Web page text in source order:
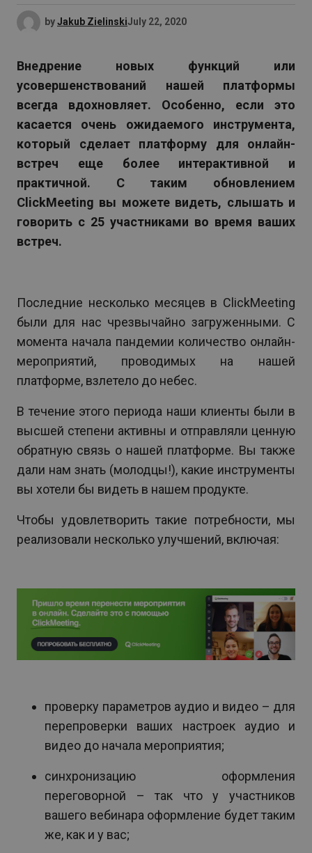
byJakub ZielinskiJuly 22, 2020
Внедрение новых функций или
усовершенствований нашей платформы
всегда вдохновляет. Особенно, если это
касается очень ожидаемого инструмента,
который сделает платформу для онлайн-
встреч еще более интерактивной и
практичной. С таким обновлением
ClickMeeting вы можете видеть, слышать и
говорить с 25 участниками во время ваших
встреч.
Последние несколько месяцев в ClickMeeting
были для нас чрезвычайно загруженными. С
момента начала пандемии количество онлайн-
мероприятий, проводимых на нашей
платформе, взлетело до небес.
В течение этого периода наши клиенты были в
высшей степени активны и отправляли ценную
обратную связь о нашей платформе. Вы также
дали нам знать (молодцы!), какие инструменты
вы хотели бы видеть в нашем продукте.
Чтобы удовлетворить такие потребности, мы
реализовали несколько улучшений, включая:
проверку параметров аудио и видео – для
перепроверки ваших настроек аудио и
видео до начала мероприятия;
синхронизацию оформления
переговорной – так что у участников
вашего вебинара оформление будет таким
же, как и у вас;